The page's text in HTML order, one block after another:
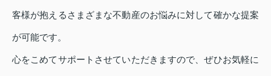
客様が抱えるさまざまな不動産のお悩みに対して確かな提案
が可能です。
心をこめてサポートさせていただきますので、ぜひお気軽に